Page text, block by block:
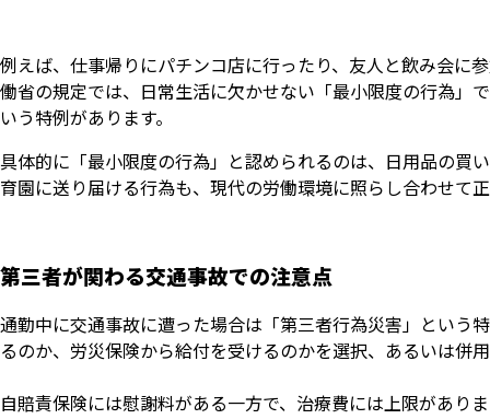
例えば、仕事帰りにパチンコ店に行ったり、友人と飲み会に
働省の規定では、日常生活に欠かせない「最小限度の行為」
いう特例があります。
具体的に「最小限度の行為」と認められるのは、日用品の買
育園に送り届ける行為も、現代の労働環境に照らし合わせて
第三者が関わる交通事故での注意点
通勤中に交通事故に遭った場合は「第三者行為災害」という
るのか、労災保険から給付を受けるのかを選択、あるいは併
自賠責保険には慰謝料がある一方で、治療費には上限があり